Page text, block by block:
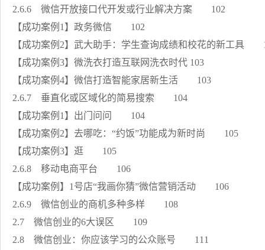
2.6.6 微信开放接口代开发或行业解决方案 102
【成功案例1】政务微信 102
【成功案例2】武大助手：学生查询成绩和校花的新工具
【成功案例3】微洗衣打造互联网洗衣时代 103
【成功案例4】微信打造智能家居新生活 103
2.6.7 垂直化或区域化的简易搜索 104
【成功案例1】出门问问 104
【成功案例2】去哪吃：“约饭”功能成为新时尚 105
【成功案例3】逛 105
2.6.8 移动电商平台 106
【成功案例】1号店“我画你猜”微信营销活动 106
2.6.9 微信创业的商机多种多样 108
2.7 微信创业的6大误区 109
2.8 微信创业：你应该学习的公众账号 111